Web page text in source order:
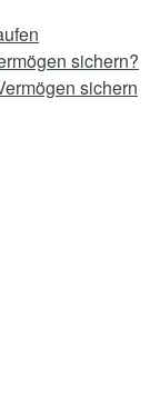
sichern?
sichern